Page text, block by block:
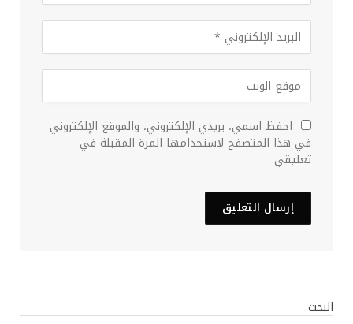
احفظ اسمي، بريدي الإلكتروني، والموقع الإلكتروني
في هذا المتصفح لاستخدامها المرة المقبلة في
تعليقي.
البحث